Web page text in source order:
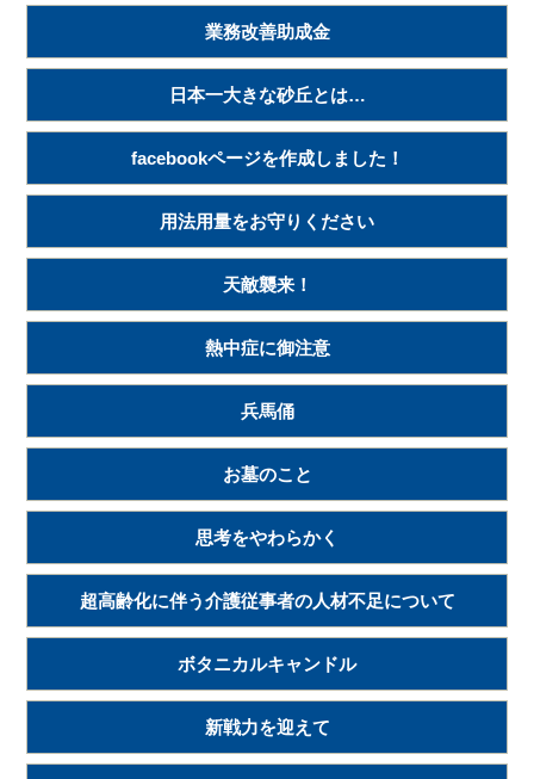
業務改善助成金
日本一大きな砂丘とは…
facebookページを作成しました！
用法用量をお守りください
天敵襲来！
熱中症に御注意
兵馬俑
お墓のこと
思考をやわらかく
超高齢化に伴う介護従事者の人材不足について
ボタニカルキャンドル
新戦力を迎えて